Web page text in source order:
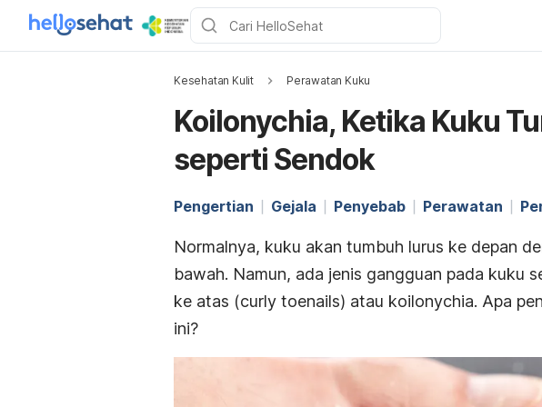
Kesehatan Kulit Perawatan Kuku
Koilonychia, Ketika Kuku
seperti Sendok
Pengertian Gejala Penyebab Perawatan
Normalnya, kuku akan tumbuh lurus ke depan
bawah. Namun, ada jenis gangguan pada kuku
ke atas (curly toenails) atau koilonychia. Apa
ini?